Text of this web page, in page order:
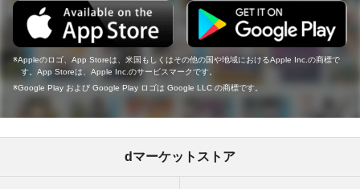
Appleのロゴ、App Storeは、米国もしくはその他の国や地域におけるApple Inc.の商標で
す。App Storeは、Apple Inc.のサービスマークです。
Google Play および Google Play ロゴは Google LLC の商標です。
dマーケットストア